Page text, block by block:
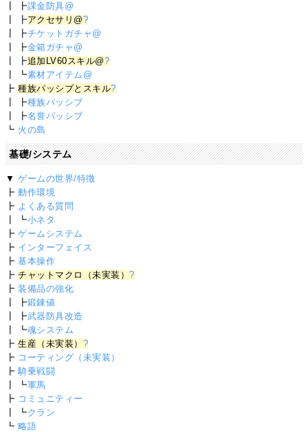
┃ ┣課金防具@
┃ ┣アクセサリ@?
┃ ┣チケットガチャ@
┃ ┣金箱ガチャ@
┃ ┣追加LV60スキル@?
┃ ┗素材アイテム@
┣種族パッシブとスキル?
┃ ┣種族パッシブ
┃ ┣名誉パッシブ
┗ 火の島
基礎/システム
▼ゲームの世界/特徴
┣動作環境
┣ よくある質問
┃ ┗小ネタ
┣ゲームシステム
┣ インターフェイス
┣基本操作
┣チャットマクロ（未実装）?
┣装備品の強化
┃ ┣鍛錬値
┃ ┣武器防具改造
┃ ┗魂システム
┣生産（未実装） ?
┣ コーティング（未実装）
┣騎乗戦闘
┃ ┗軍馬
┣ コミュニティー
┃ ┗クラン
┗略語